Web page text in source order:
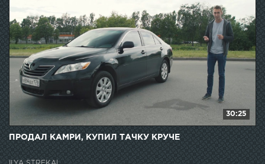
30:25
ПРОДАЛ КАМРИ, КУПИЛ ТАЧКУ КРУЧЕ